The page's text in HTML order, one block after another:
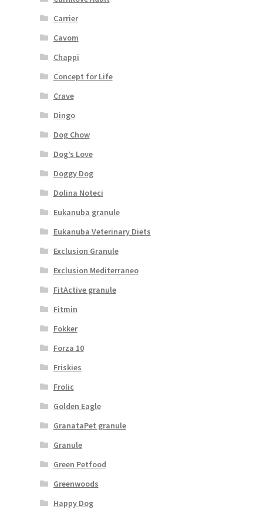
Carrier
Cavom
Chappi
Concept for Life
Crave
Dingo
Dog Chow
Dog’s Love
Doggy Dog
Dolina Noteci
Eukanuba granule
Eukanuba Veterinary Diets
Exclusion Granule
Exclusion Mediterraneo
FitActive granule
Fitmin
Fokker
Forza 10
Friskies
Frolic
Golden Eagle
GranataPet granule
Granule
Green Petfood
Greenwoods
Happy Dog